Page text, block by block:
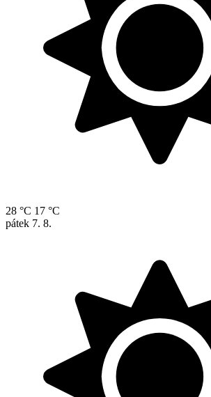
28 °C 17 °C
pátek 7. 8.